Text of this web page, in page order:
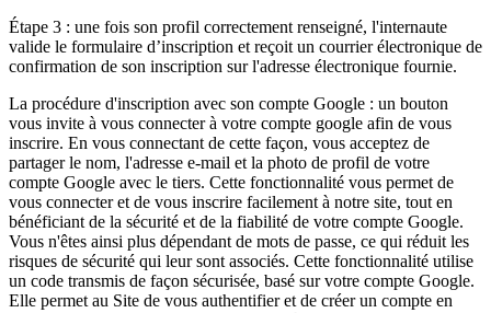
Étape 3 : une fois son profil correctement renseigné, l'internaute
valide le formulaire d’inscription et reçoit un courrier électronique de
confirmation de son inscription sur l'adresse électronique fournie.
La procédure d'inscription avec son compte Google : un bouton
vous invite à vous connecter à votre compte google afin de vous
inscrire. En vous connectant de cette façon, vous acceptez de
partager le nom, l'adresse e-mail et la photo de profil de votre
compte Google avec le tiers. Cette fonctionnalité vous permet de
vous connecter et de vous inscrire facilement à notre site, tout en
bénéficiant de la sécurité et de la fiabilité de votre compte Google.
Vous n'êtes ainsi plus dépendant de mots de passe, ce qui réduit les
risques de sécurité qui leur sont associés. Cette fonctionnalité utilise
un code transmis de façon sécurisée, basé sur votre compte Google.
Elle permet au Site de vous authentifier et de créer un compte en